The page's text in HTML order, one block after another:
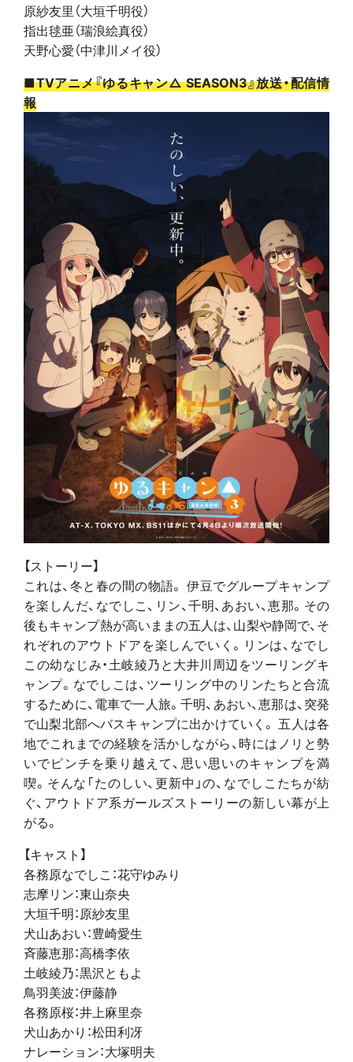
原紗友里（大垣千明役）
指出毬亜（瑞浪絵真役）
天野心愛（中津川メイ役）
■TVアニメ『ゆるキャン△ SEASON3』放送・配信情
報
【ストーリー】
これは、冬と春の間の物語。 伊豆でグループキャンプ
を楽しんだ、なでしこ、リン、千明、あおい、恵那。その
後もキャンプ熱が高いままの五人は、山梨や静岡で、そ
れぞれのアウトドアを楽しんでいく。リンは、なでし
この幼なじみ・土岐綾乃と大井川周辺をツーリングキ
ャンプ。なでしこは、ツーリング中のリンたちと合流
するために、電車で一人旅。千明、あおい、恵那は、突発
で山梨北部へバスキャンプに出かけていく。 五人は各
地でこれまでの経験を活かしながら、時にはノリと勢
いでピンチを乗り越えて、思い思いのキャンプを満
喫。そんな「たのしい、更新中」の、なでしこたちが紡
ぐ、アウトドア系ガールズストーリーの新しい幕が上
がる。
【キャスト】
各務原なでしこ：花守ゆみり
志摩リン：東山奈央
大垣千明：原紗友里
犬山あおい：豊崎愛生
斉藤恵那：高橋李依
土岐綾乃：黒沢ともよ
鳥羽美波：伊藤静
各務原桜：井上麻里奈
犬山あかり：松田利冴
ナレーション：大塚明夫